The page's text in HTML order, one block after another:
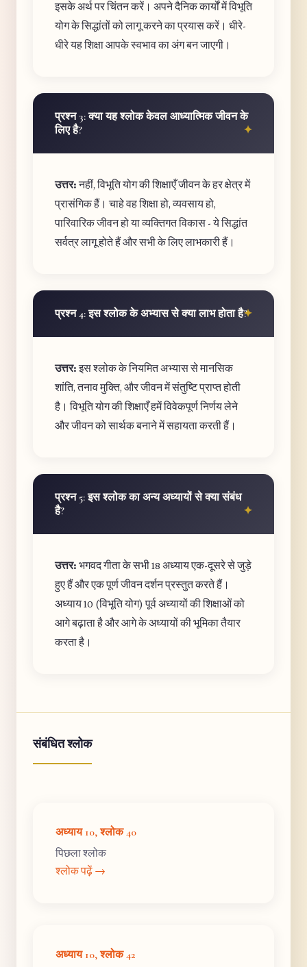
इसके अर्थ पर चिंतन करें। अपने दैनिक कार्यों में विभूति
योग के सिद्धांतों को लागू करने का प्रयास करें। धीरे-
धीरे यह शिक्षा आपके स्वभाव का अंग बन जाएगी।
प्रश्न 3: क्या यह श्लोक केवल आध्यात्मिक जीवन के
लिए है?
उत्तर:नहीं, विभूति योग की शिक्षाएँ जीवन के हर क्षेत्र में
प्रासंगिक हैं। चाहे वह शिक्षा हो, व्यवसाय हो,
पारिवारिक जीवन हो या व्यक्तिगत विकास - ये सिद्धांत
सर्वत्र लागू होते हैं और सभी के लिए लाभकारी हैं।
प्रश्न 4: इस श्लोक के अभ्यास से क्या लाभ होता है?
उत्तर:इस श्लोक के नियमित अभ्यास से मानसिक
शांति, तनाव मुक्ति, और जीवन में संतुष्टि प्राप्त होती
है। विभूति योग की शिक्षाएँ हमें विवेकपूर्ण निर्णय लेने
और जीवन को सार्थक बनाने में सहायता करती हैं।
प्रश्न 5: इस श्लोक का अन्य अध्यायों से क्या संबंध
है?
उत्तर: भगवद गीता के सभी 18 अध्याय एक-दूसरे से जुड़े
हुए हैं और एक पूर्ण जीवन दर्शन प्रस्तुत करते हैं।
अध्याय 10 (विभूति योग) पूर्व अध्यायों की शिक्षाओं को
आगे बढ़ाता है और आगे के अध्यायों की भूमिका तैयार
करता है।
संबंधित श्लोक
अध्याय 10, श्लोक 40
पिछला श्लोक
श्लोक पढ़ें →
अध्याय 10, श्लोक 42